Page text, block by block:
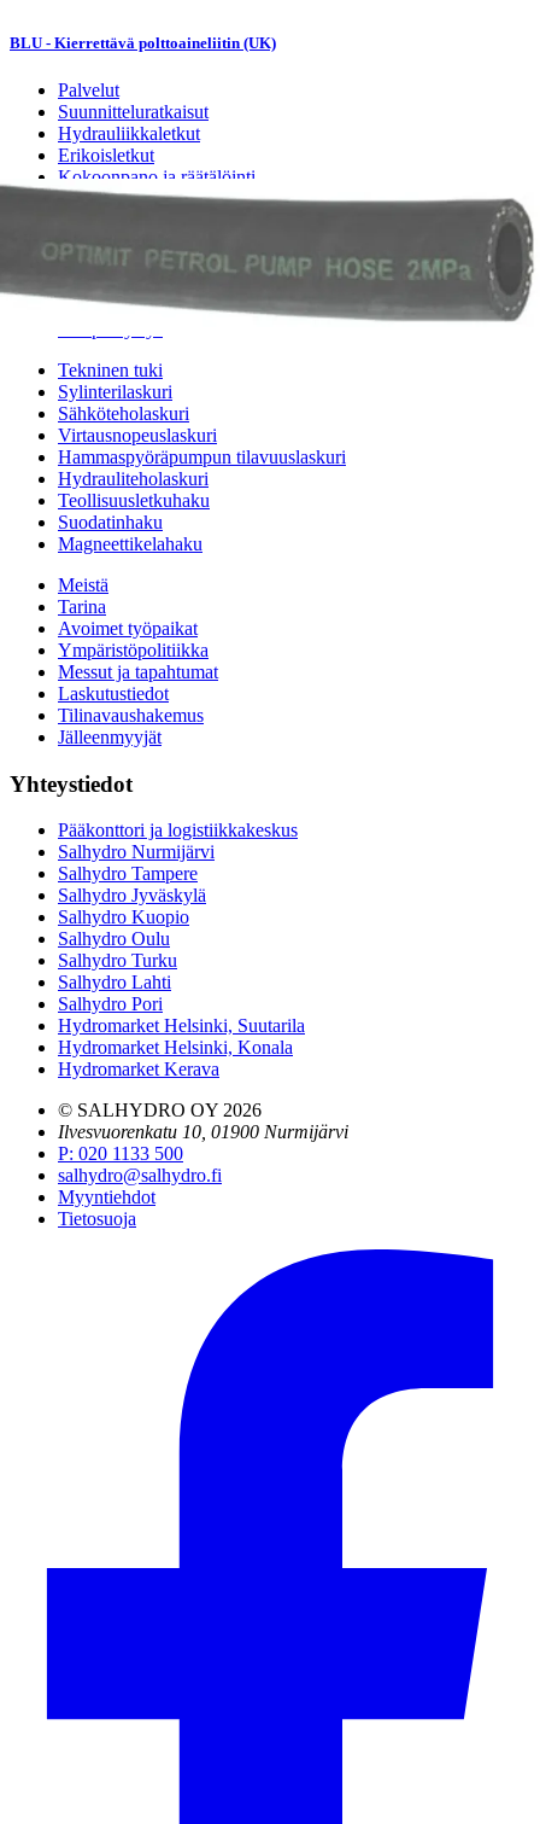
BLU - Kierrettävä polttoaineliitin (UK)
Palvelut
Suunnitteluratkaisut
Hydrauliikkaletkut
Erikoisletkut
Kokoonpano ja räätälöinti
Päävarasto
Myymälät
Palveluvarastot
Ennakoiva kartoitus
Enerpac-huolto
Tekninen tuki
Sylinterilaskuri
Sähköteholaskuri
Virtausnopeuslaskuri
Hammaspyöräpumpun tilavuuslaskuri
Hydrauliteholaskuri
Teollisuusletkuhaku
Suodatinhaku
Magneettikelahaku
Meistä
Tarina
Avoimet työpaikat
Ympäristöpolitiikka
Messut ja tapahtumat
Laskutustiedot
Tilinavaushakemus
Jälleenmyyjät
Yhteystiedot
Pääkonttori ja logistiikkakeskus
Salhydro Nurmijärvi
Salhydro Tampere
Salhydro Jyväskylä
Salhydro Kuopio
Salhydro Oulu
Salhydro Turku
Salhydro Lahti
Salhydro Pori
Hydromarket Helsinki, Suutarila
Hydromarket Helsinki, Konala
Hydromarket Kerava
© SALHYDRO OY 2026
Ilvesvuorenkatu 10, 01900 Nurmijärvi
P: 020 1133 500
salhydro@salhydro.fi
Myyntiehdot
Tietosuoja